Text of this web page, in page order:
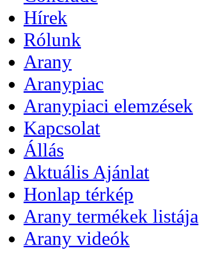
Hírek
Rólunk
Arany
Aranypiac
Aranypiaci elemzések
Kapcsolat
Állás
Aktuális Ajánlat
Honlap térkép
Arany termékek listája
Arany videók